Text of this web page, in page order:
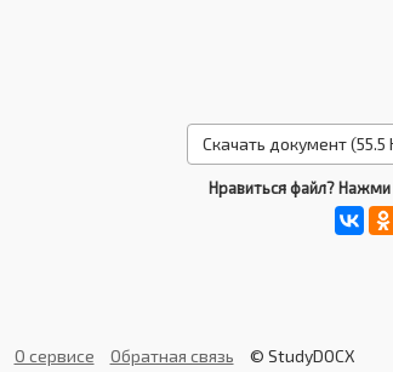
Скачать документ (55.5
Нравиться файл? Нажми
О сервисе Обратная связь © StudyDOCX